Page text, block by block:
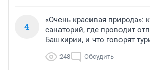
4
«Очень красивая природа»:
санаторий, где проводит
Башкирии, и что говорят
248 Обсудить